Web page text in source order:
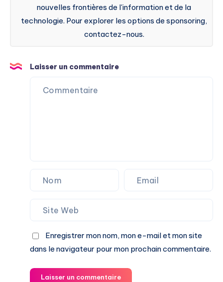
nouvelles frontières de l'information et de la
technologie. Pour explorer les options de sponsoring,
contactez-nous.
Laisser un commentaire
Enregistrer mon nom, mon e-mail et mon site
dans le navigateur pour mon prochain commentaire.
Laisser un commentaire